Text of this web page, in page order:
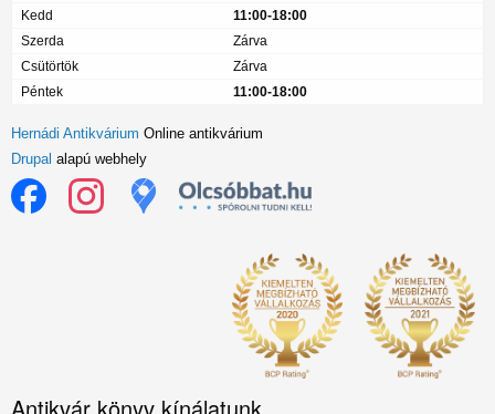
Kedd
11:00-18:00
Szerda
Zárva
Csütörtök
Zárva
Péntek
11:00-18:00
Hernádi Antikvárium Online antikvárium
Drupal alapú webhely